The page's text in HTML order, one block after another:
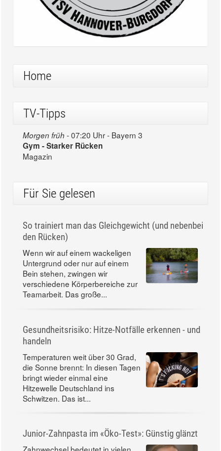
Home
TV-Tipps
Morgen früh -07:20 Uhr - Bayern 3
Gym - Starker Rücken
Magazin
Für Sie gelesen
So trainiert man das Gleichgewicht (und nebenbei
den Rücken)
Wenn wir auf einem wackeligen
Untergrund oder nur auf einem
Bein stehen, zwingen wir
verschiedene Körperbereiche zur
Teamarbeit. Das große...
Gesundheitsrisiko: Hitze-Notfälle erkennen - und
handeln
Temperaturen weit über 30 Grad,
die Sonne brennt: In diesen Tagen
bringt wieder einmal eine
Hitzewelle Deutschland ins
Schwitzen. Das ist...
Junior-Zahnpasta im «Öko-Test»: Günstig glänzt